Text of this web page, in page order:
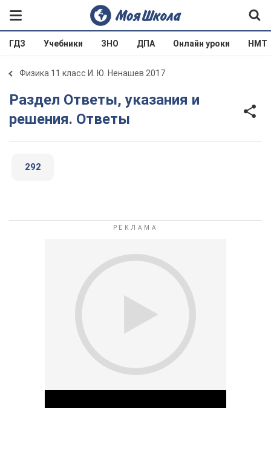
ГДЗ Учебники ЗНО ДПА Онлайн уроки НМТ
Физика 11 класс И. Ю. Ненашев 2017
Раздел Ответы, указания и
решения. Ответы
292